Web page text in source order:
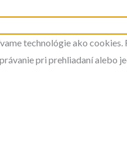
technológie ako
pri prehliadaní